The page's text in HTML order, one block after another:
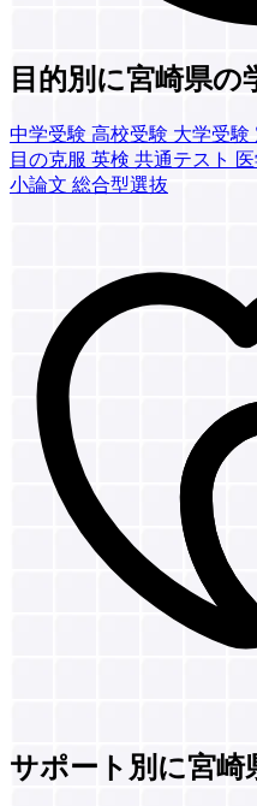
目的別に宮崎県の
中学受験 高校受験 大学受験
目の克服 英検 共通テスト
小論文 総合型選抜
サポート別に宮崎